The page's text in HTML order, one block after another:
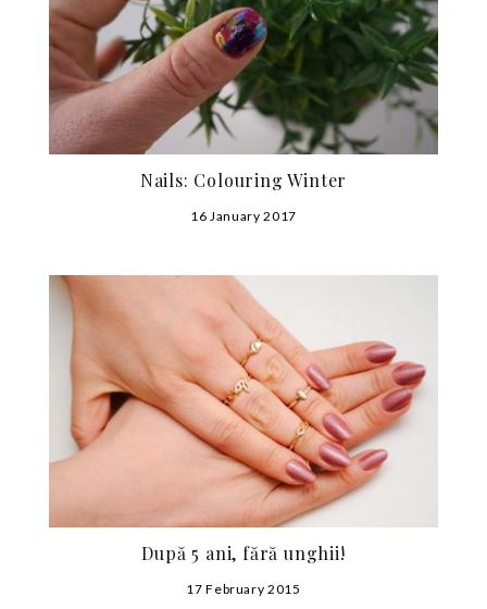
Nails: Colouring Winter
16 January 2017
După 5 ani, fără unghii!
17 February 2015